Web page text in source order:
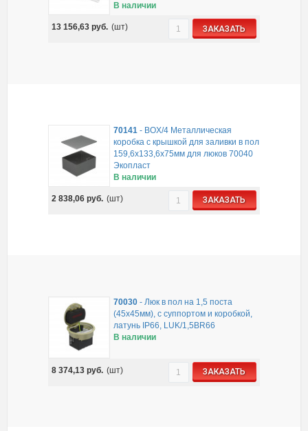
В наличии
13 156,63руб. (шт) ЗАКАЗАТЬ
70141 - BOX/4 Металлическая
коробка с крышкой для заливки в пол
159,6х133,6х75мм для люков 70040
Экопласт
В наличии
2 838,06руб. (шт) ЗАКАЗАТЬ
70030 -Люк в пол на 1,5 поста
(45х45мм), с суппортом и коробкой,
латунь IP66, LUK/1,5BR66
В наличии
8 374,13руб. (шт) ЗАКАЗАТЬ